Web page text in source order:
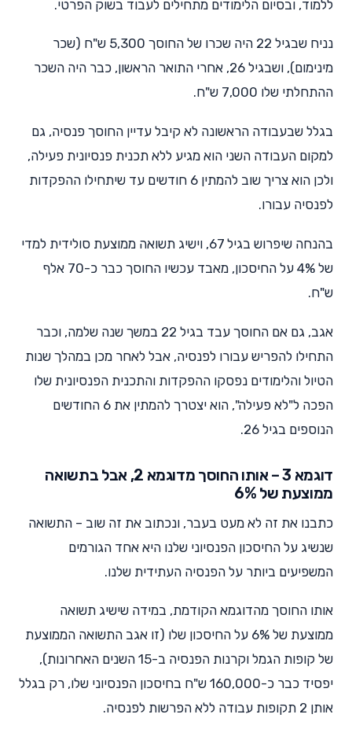
ללמוד, ובסיום הלימודים מתחילים לעבוד בשוק הפרטי.
נניח שבגיל 22 היה שכרו של החוסך 5,300 ש"ח (שכר
מינימום), ושבגיל 26, אחרי התואר הראשון, כבר היה השכר
ההתחלתי שלו 7,000 ש"ח.
בגלל שבעבודה הראשונה לא קיבל עדיין החוסך פנסיה, גם
למקום העבודה השני הוא מגיע ללא תכנית פנסיונית פעילה,
ולכן הוא צריך שוב להמתין 6 חודשים עד שיתחילו ההפקדות
לפנסיה עבורו.
בהנחה שיפרוש בגיל 67, וישיג תשואה ממוצעת סולידית למדי
של 4% על החיסכון, מאבד עכשיו החוסך כבר כ-70 אלף
ש"ח.
אגב, גם אם החוסך עבד בגיל 22 במשך שנה שלמה, וכבר
התחילו להפריש עבורו לפנסיה, אבל לאחר מכן במהלך שנות
הטיול והלימודים נפסקו ההפקדות והתכנית הפנסיונית שלו
הפכה ל"לא פעילה", הוא יצטרך להמתין את 6 החודשים
הנוספים בגיל 26.
דוגמא 3 – אותו החוסך מדוגמא 2, אבל בתשואה
ממוצעת של 6%
כתבנו את זה לא מעט בעבר, ונכתוב את זה שוב – התשואה
שנשיג על החיסכון הפנסיוני שלנו היא אחד הגורמים
המשפיעים ביותר על הפנסיה העתידית שלנו.
אותו החוסך מהדוגמא הקודמת, במידה שישיג תשואה
ממוצעת של 6% על החיסכון שלו (זו אגב התשואה הממוצעת
של קופות הגמל וקרנות הפנסיה ב-15 השנים האחרונות),
יפסיד כבר כ-160,000 ש"ח בחיסכון הפנסיוני שלו, רק בגלל
אותן 2 תקופות עבודה ללא הפרשות לפנסיה.